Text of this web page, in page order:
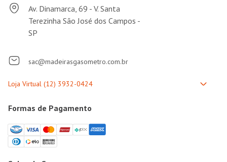
Av. Dinamarca, 69 - V. Santa
Terezinha São José dos Campos -
SP
sac@madeirasgasometro.com.br
Formas de Pagamento